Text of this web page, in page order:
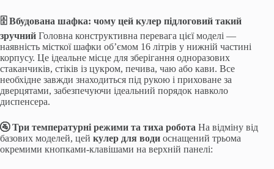
🗄️ Вбудована шафка: чому цей кулер підлоговий такий
зручний Головна конструктивна перевага цієї моделі —
наявність місткої шафки об’ємом 16 літрів у нижній частині
корпусу. Це ідеальне місце для зберігання одноразових
стаканчиків, стіків із цукром, печива, чаю або кави. Все
необхідне завжди знаходиться під рукою і приховане за
дверцятами, забезпечуючи ідеальний порядок навколо
диспенсера.
🚰 Три температурні режими та тиха робота На відміну від
базових моделей, цей кулер для води оснащений трьома
окремими кнопками-клавішами на верхній панелі: